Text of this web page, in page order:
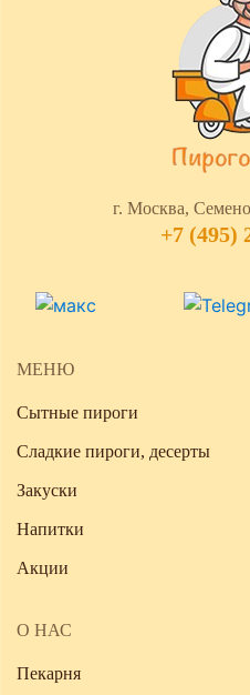
г. Москва,
+7 (495)
МЕНЮ
Сытные пироги
Сладкие пироги, десерты
Закуски
Напитки
Акции
О НАС
Пекарня